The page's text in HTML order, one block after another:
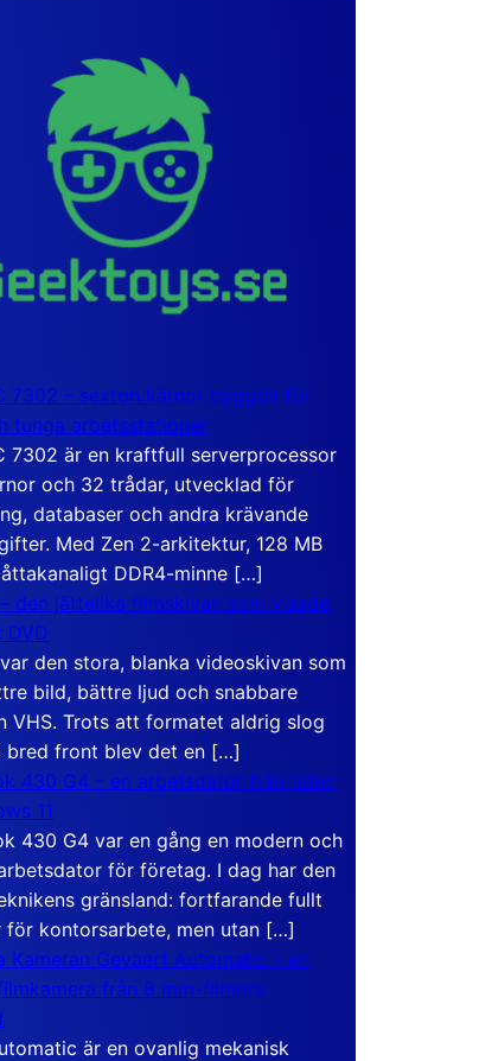
7302 – sexton kärnor byggda för
tunga arbetsstationer
7302 är en kraftfull serverprocessor
och 32 trådar, utvecklad för
databaser och andra krävande
Med Zen 2-arkitektur, 128 MB
DDR4-minne […]
den jättelika filmskivan som visade
DVD
den stora, blanka videoskivan som
bild, bättre ljud och snabbare
VHS. Trots att formatet aldrig slog
bred front blev det en […]
430 G4 – en arbetsdator från tiden
11
430 G4 var en gång en modern och
för företag. I dag har den
gränsland: fortfarande fullt
för kontorsarbete, men utan […]
Kameran Gevaert Automatic – en
från 8 mm-filmens
är en ovanlig mekanisk